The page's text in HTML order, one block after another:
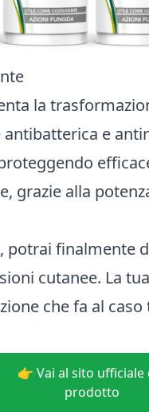
la
antibatterica e
grazie alla
potrai finalmente
cutanee. La
che fa al caso
👉 Vai al sito ufficiale
prodotto